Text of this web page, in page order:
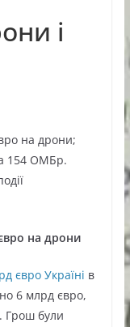
і
на дрони;
154 ОМБр.
на дрони
євро Україні в
6 млрд євро,
Грош були